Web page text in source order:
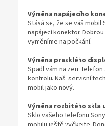
Výměna napájecího
Stává se, že se váš mobil
napájecí konektor.
vyměníme na počkání.
Výměna prasklého
Spadl vám na zem
kontrolu. Naši servisní
mobil jako nový.
Výměna rozbitého skla
Sklo vašeho telefonu